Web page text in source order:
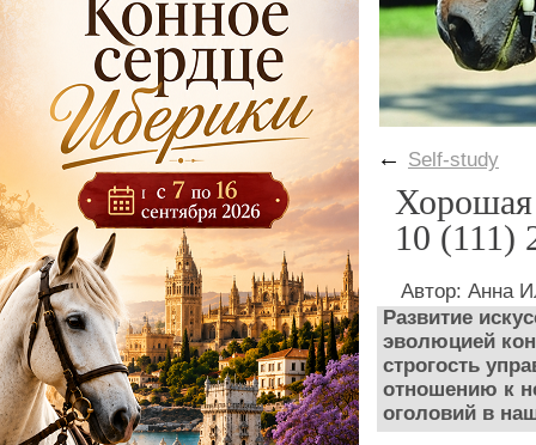
← Self-study
10 (111)
Автор: Анна
Развитие
эволюцией
строгость
отношению к
оголовий в